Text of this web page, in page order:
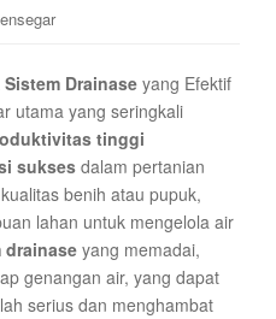
o
Sistem Drainase yang Efektif
utama yang seringkali
tinggi
sukses dalam pertanian
benih atau pupuk,
lahan untuk mengelola air
drainaseyang memadai,
genangan air, yang dapat
serius dan menghambat